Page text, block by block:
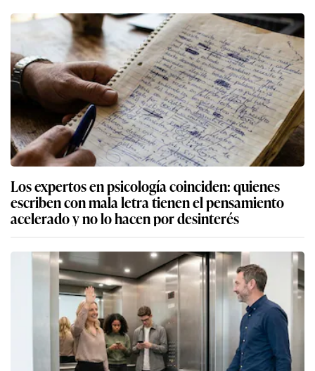
Los expertos en psicología coinciden: quienes
escriben con mala letra tienen el pensamiento
acelerado y no lo hacen por desinterés